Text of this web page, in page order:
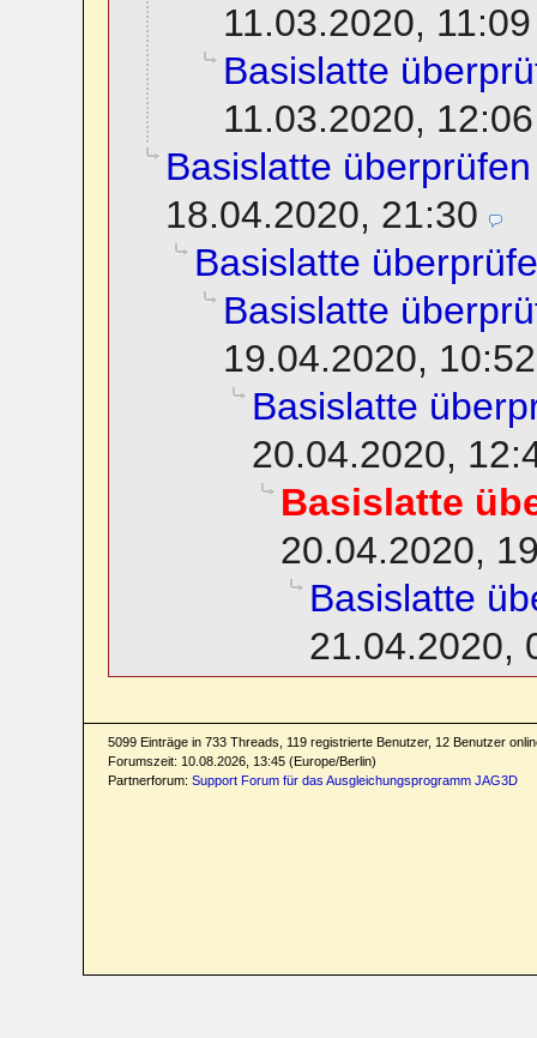
11.03.2020, 11:09
Basislatte
11.03.2020, 12:06
Basislatte überprüfen
18.04.2020, 21:30
Basislatte
Basislatte
19.04.2020, 10:52
Basislatte
20.04.2020,
Basislatte
20.04.2020,
Basislatte
21.04.2020,
5099 Einträge in 733 Threads, 119 registrierte Benutzer, 12 Benutzer
Forumszeit: 10.08.2026, 13:45 (Europe/Berlin)
Partnerforum: Support Forum für das Ausgleichungsprogramm JAG3D